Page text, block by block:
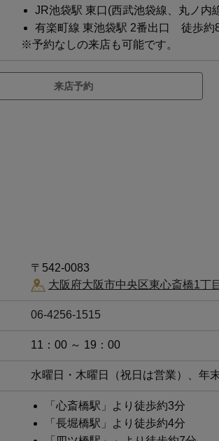
JR池袋駅 東口(西武池袋線、丸ノ
有楽町線 東池袋駅 2番出口 徒歩約
※予約なしの来店も可能です。
来店予約
〒542-0083
大阪府大阪市中央区東心斎橋1丁
06-4256-1515
11：00 ～ 19：00
水曜日・木曜日（祝日は営業）、年
「心斎橋駅」より徒歩約3分
「長堀橋駅」より徒歩約4分